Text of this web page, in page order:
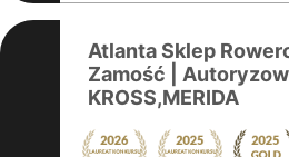
Atlanta Sklep
Zamość |
KROSS,MERIDA